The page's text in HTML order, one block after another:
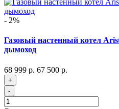
- 2%
Газовый настенный котел
дымоход
68 999 р. 67 500 р.
+
-